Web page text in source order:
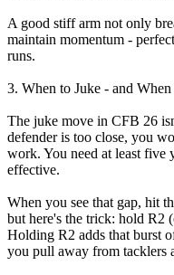
A good stiff arm not only
maintain momentum -
runs.
3. When to Juke - and
The juke move in CFB 26
defender is too close, you
work. You need at least five
effective.
When you see that gap, hit
but here's the trick: hold
Holding R2 adds that burst
you pull away from tacklers